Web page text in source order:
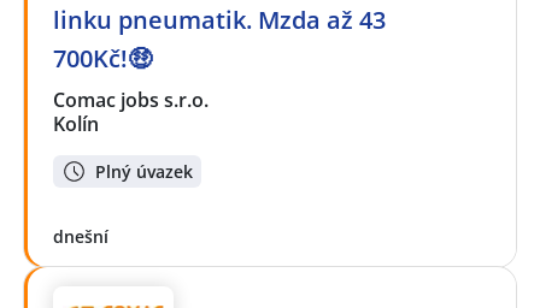
linku pneumatik. Mzda až 43
700Kč!🤑
Comac jobs s.r.o.
Kolín
Plný úvazek
dnešní